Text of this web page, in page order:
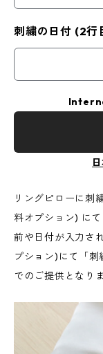
刺繍の日付 (2
リングピローに刺
料オプション) に
前や日付が入力さ
プション)にて「刺
でのご提供となりま